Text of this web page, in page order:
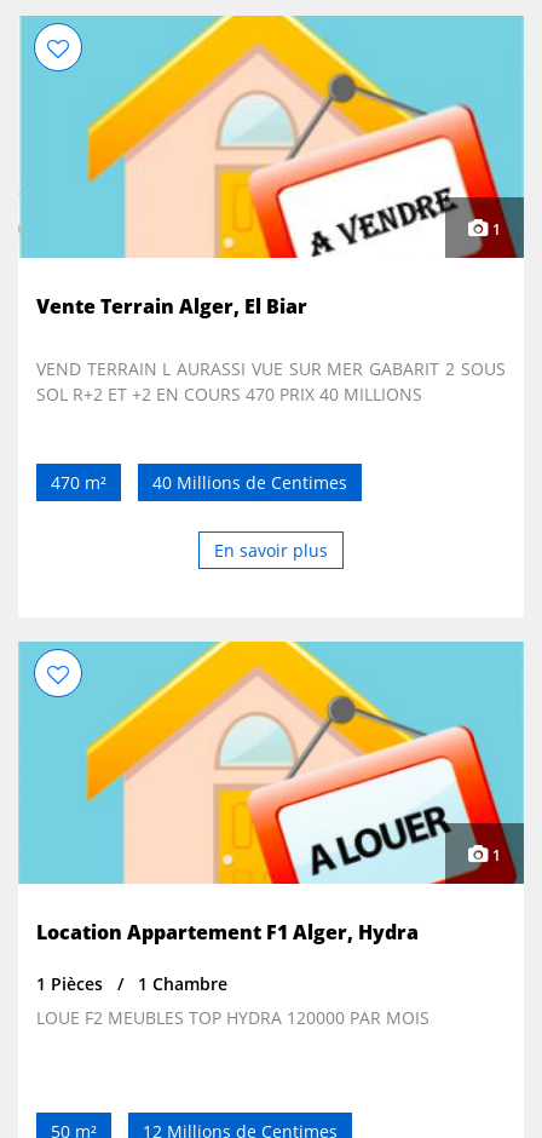
1
Vente Terrain Alger, El Biar
VEND TERRAIN L AURASSI VUE SUR MER GABARIT 2 SOUS
SOL R+2 ET +2 EN COURS 470 PRIX 40 MILLIONS
470 m² 40 Millions de Centimes
En savoir plus
1
Location Appartement F1 Alger, Hydra
1 Pièces
1 Chambre
LOUE F2 MEUBLES TOP HYDRA 120000 PAR MOIS
50 m² 12 Millions de Centimes